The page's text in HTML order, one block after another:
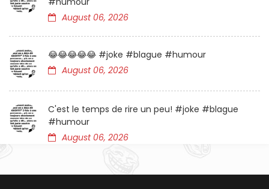
August 06, 2026
😂😂😂😂😂 #joke #blague #humour
August 06, 2026
C'est le temps de rire un peu! #joke #blague
#humour
August 06, 2026